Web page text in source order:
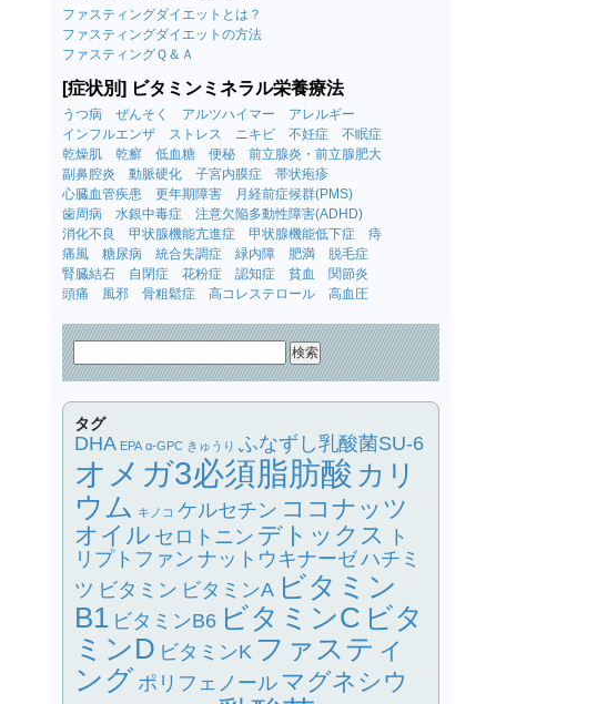
ファスティングダイエットとは？
ファスティングダイエットの方法
ファスティングＱ＆Ａ
[症状別] ビタミンミネラル栄養療法
うつ病 ぜんそく アルツハイマー
アレルギー
インフルエンザ
ストレス ニキビ 不妊症
不眠症
乾燥肌
乾癬 低血糖 便秘
前立腺炎・前立腺肥大
副鼻腔炎
動脈硬化 子宮内膜症
帯状疱疹
心臓血管疾患
更年期障害
月経前症候群(PMS)
歯周病
水銀中毒症
注意欠陥多動性障害(ADHD)
消化不良
甲状腺機能亢進症 甲状腺機能低下症
痔
痛風
糖尿病 統合失調症 緑内障 肥満
脱毛症
腎臓結石
自閉症 花粉症 認知症 貧血
関節炎
頭痛
風邪 骨粗鬆症 高コレステロール 高血圧
タグ
DHA EPA α-GPC きゅうり ふなずし乳酸菌SU-6
オメガ3必須脂肪酸 カリ
ウム キノコ ケルセチン ココナッツ
オイル セロトニン デトックス
ト
リプトファン ナットウキナーゼハチミ
ツ ビタミン ビタミンA ビタミン
B1 ビタミンB6 ビタミンC ビタ
ミンD ビタミンK ファスティ
ング ポリフェノール マグネシウ